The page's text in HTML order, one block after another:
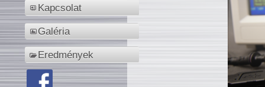
Kapcsolat
Galéria
Eredmények